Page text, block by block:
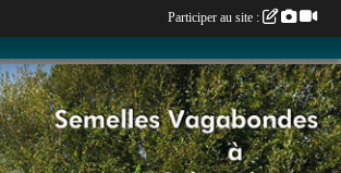
Participer au site :